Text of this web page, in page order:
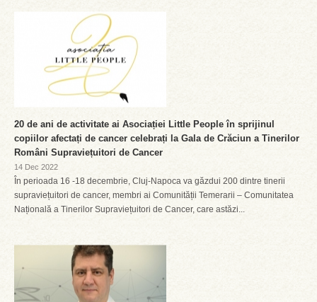
20 de ani de activitate ai Asociației Little People în sprijinul
copiilor afectați de cancer celebrați la Gala de Crăciun a Tinerilor
Români Supraviețuitori de Cancer
14 Dec 2022
În perioada 16 -18 decembrie, Cluj-Napoca va găzdui 200 dintre tinerii
supraviețuitori de cancer, membri ai Comunității Temerarii – Comunitatea
Națională a Tinerilor Supraviețuitori de Cancer, care astăzi...